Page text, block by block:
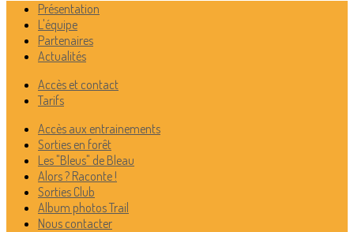
Présentation
L'équipe
Partenaires
Actualités
Accès et contact
Tarifs
Accès aux entrainements
Sorties en forêt
Les "Bleus" de Bleau
Alors ? Raconte !
Sorties Club
Album photos Trail
Nous contacter